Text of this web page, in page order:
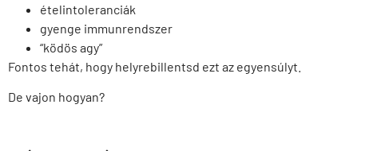
ételintoleranciák
gyenge immunrendszer
“ködös agy”
Fontos tehát, hogy helyrebillentsd ezt az egyensúlyt.
De vajon hogyan?